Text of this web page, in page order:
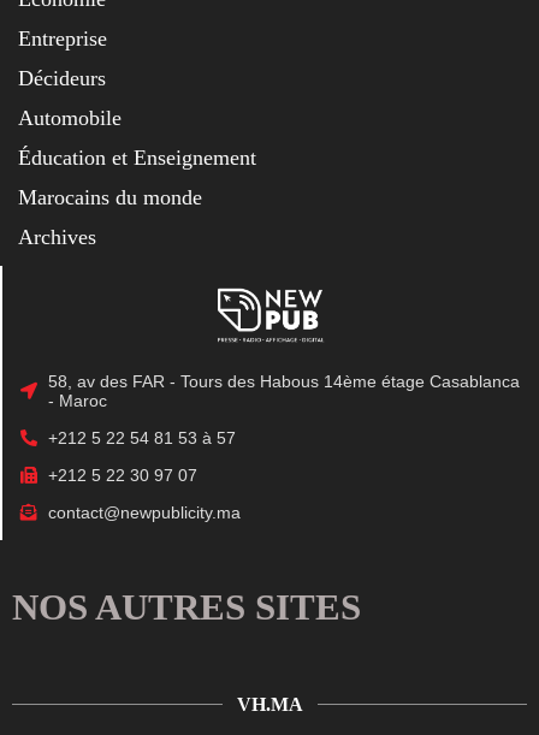
Entreprise
Décideurs
Automobile
Éducation et Enseignement
Marocains du monde
Archives
58, av des FAR - Tours des Habous 14ème étage Casablanca
- Maroc
+212 5 22 54 81 53 à 57
+212 5 22 30 97 07
contact@newpublicity.ma
NOS AUTRES SITES
VH.MA